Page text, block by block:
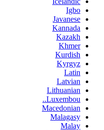
Igbo
Javanese
Kannada
Kazakh
Khmer
Kurdish
Kyrgyz
Latin
Latvian
Lithuanian
Luxembou..
Macedonian
Malagasy
Malay